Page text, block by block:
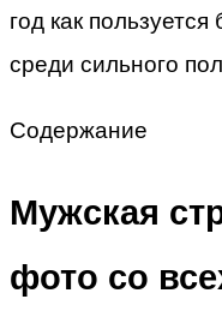
год как
среди сильного
Содержание
Мужская
фото со